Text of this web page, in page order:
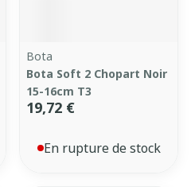
Bota
Bota Soft 2 Chopart Noir
15-16cm T3
19,72 €
En rupture de stock